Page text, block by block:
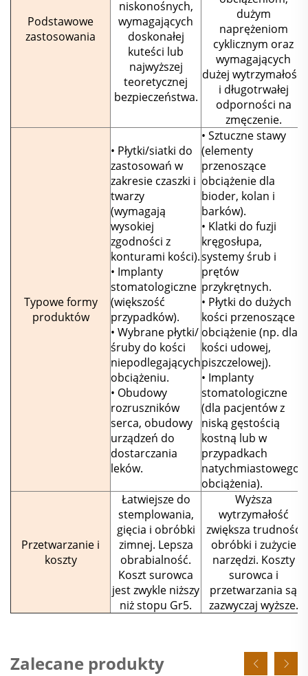
Podstawowe
zastosowania
niskonośnych,
wymagających
doskonałej
kuteści lub
najwyższej
teoretycznej
bezpieczeństwa.
dużym
naprężeniom
cyklicznym oraz
wymagających
dużej wytrzymałości
i długotrwałej
odporności na
zmęczenie.
Typowe formy
produktów
• Płytki/siatki do
zastosowań w
zakresie czaszki i
twarzy
(wymagają
wysokiej
zgodności z
konturami kości).
• Implanty
stomatologiczne
(większość
przypadków).
• Wybrane płytki/
śruby do kości
niepodlegających
obciążeniu.
• Obudowy
rozruszników
serca, obudowy
urządzeń do
dostarczania
leków.
• Sztuczne stawy
(elementy
przenoszące
obciążenie dla
bioder, kolan i
barków).
• Klatki do fuzji
kręgosłupa,
systemy śrub i
prętów
przykrętnych.
• Płytki do dużych
kości przenoszące
obciążenie (np. dla
kości udowej,
piszczelowej).
• Implanty
stomatologiczne
(dla pacjentów z
niską gęstością
kostną lub w
przypadkach
natychmiastowego
obciążenia).
Przetwarzanie i
koszty
Łatwiejsze do
stemplowania,
gięcia i obróbki
zimnej. Lepsza
obrabialność.
Koszt surowca
jest zwykle niższy
niż stopu Gr5.
Wyższa
wytrzymałość
zwiększa trudność
obróbki i zużycie
narzędzi. Koszty
surowca i
przetwarzania są
zazwyczaj wyższe.
Zalecane produkty